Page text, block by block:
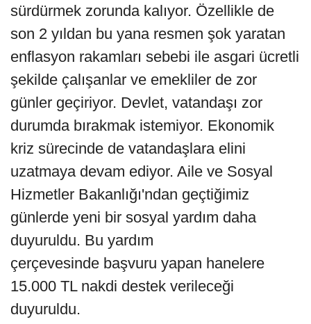
sürdürmek zorunda kalıyor. Özellikle de
son 2 yıldan bu yana resmen şok yaratan
enflasyon rakamları sebebi ile asgari ücretli
şekilde çalışanlar ve emekliler de zor
günler geçiriyor. Devlet, vatandaşı zor
durumda bırakmak istemiyor. Ekonomik
kriz sürecinde de vatandaşlara elini
uzatmaya devam ediyor. Aile ve Sosyal
Hizmetler Bakanlığı'ndan geçtiğimiz
günlerde yeni bir sosyal yardım daha
duyuruldu. Bu yardım
çerçevesinde başvuru yapan hanelere
15.000 TL nakdi destek verileceği
duyuruldu.